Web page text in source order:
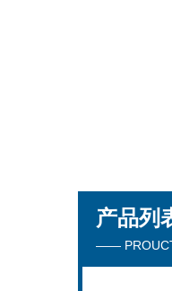
产品列
——